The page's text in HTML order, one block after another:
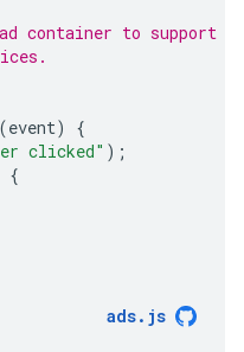
container to support
(event)
{
clicked" );
{
ads. js